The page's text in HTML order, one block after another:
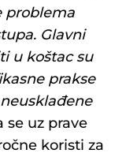
problema
Glavni
u koštac su
prakse
se uz prave
koristi za